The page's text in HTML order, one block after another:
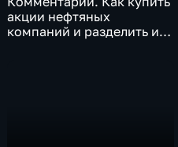
акции нефтяных
компаний и разделить их